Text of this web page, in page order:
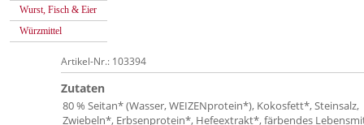
Wurst, Fisch & Eier
Würzmittel
Artikel-Nr.: 103394
Zutaten
80 % Seitan* (Wasser, WEIZENprotein*), Kokosfett*, Steinsalz,
Zwiebeln*, Erbsenprotein*, Hefeextrakt*, färbendes